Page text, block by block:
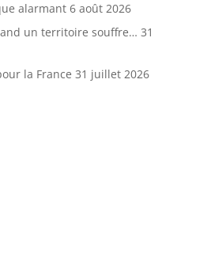
alarmant 6 août 2026
un territoire souffre… 31
la France 31 juillet 2026